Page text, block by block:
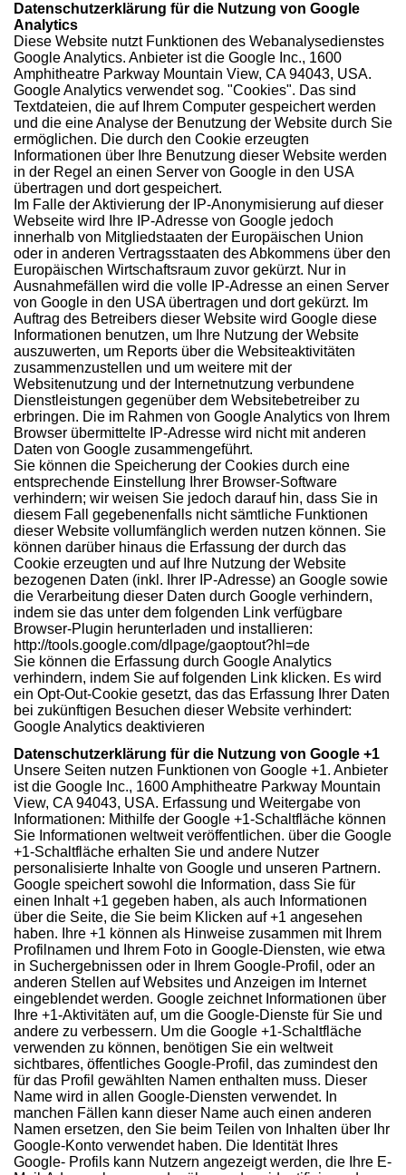
Datenschutzerklärung für die Nutzung von Google
Analytics
Diese Website nutzt Funktionen des Webanalysedienstes
Google Analytics. Anbieter ist die Google Inc., 1600
Amphitheatre Parkway Mountain View, CA 94043, USA.
Google Analytics verwendet sog. "Cookies". Das sind
Textdateien, die auf Ihrem Computer gespeichert werden
und die eine Analyse der Benutzung der Website durch Sie
ermöglichen. Die durch den Cookie erzeugten
Informationen über Ihre Benutzung dieser Website werden
in der Regel an einen Server von Google in den USA
übertragen und dort gespeichert.
Im Falle der Aktivierung der IP-Anonymisierung auf dieser
Webseite wird Ihre IP-Adresse von Google jedoch
innerhalb von Mitgliedstaaten der Europäischen Union
oder in anderen Vertragsstaaten des Abkommens über den
Europäischen Wirtschaftsraum zuvor gekürzt. Nur in
Ausnahmefällen wird die volle IP-Adresse an einen Server
von Google in den USA übertragen und dort gekürzt. Im
Auftrag des Betreibers dieser Website wird Google diese
Informationen benutzen, um Ihre Nutzung der Website
auszuwerten, um Reports über die Websiteaktivitäten
zusammenzustellen und um weitere mit der
Websitenutzung und der Internetnutzung verbundene
Dienstleistungen gegenüber dem Websitebetreiber zu
erbringen. Die im Rahmen von Google Analytics von Ihrem
Browser übermittelte IP-Adresse wird nicht mit anderen
Daten von Google zusammengeführt.
Sie können die Speicherung der Cookies durch eine
entsprechende Einstellung Ihrer Browser-Software
verhindern; wir weisen Sie jedoch darauf hin, dass Sie in
diesem Fall gegebenenfalls nicht sämtliche Funktionen
dieser Website vollumfänglich werden nutzen können. Sie
können darüber hinaus die Erfassung der durch das
Cookie erzeugten und auf Ihre Nutzung der Website
bezogenen Daten (inkl. Ihrer IP-Adresse) an Google sowie
die Verarbeitung dieser Daten durch Google verhindern,
indem sie das unter dem folgenden Link verfügbare
Browser-Plugin herunterladen und installieren:
http://tools.google.com/dlpage/gaoptout?hl=de
Sie können die Erfassung durch Google Analytics
verhindern, indem Sie auf folgenden Link klicken. Es wird
ein Opt-Out-Cookie gesetzt, das das Erfassung Ihrer Daten
bei zukünftigen Besuchen dieser Website verhindert:
Google Analytics deaktivieren
Datenschutzerklärung für die Nutzung von Google +1
Unsere Seiten nutzen Funktionen von Google +1. Anbieter
ist die Google Inc., 1600 Amphitheatre Parkway Mountain
View, CA 94043, USA. Erfassung und Weitergabe von
Informationen: Mithilfe der Google +1-Schaltfläche können
Sie Informationen weltweit veröffentlichen. über die Google
+1-Schaltfläche erhalten Sie und andere Nutzer
personalisierte Inhalte von Google und unseren Partnern.
Google speichert sowohl die Information, dass Sie für
einen Inhalt +1 gegeben haben, als auch Informationen
über die Seite, die Sie beim Klicken auf +1 angesehen
haben. Ihre +1 können als Hinweise zusammen mit Ihrem
Profilnamen und Ihrem Foto in Google-Diensten, wie etwa
in Suchergebnissen oder in Ihrem Google-Profil, oder an
anderen Stellen auf Websites und Anzeigen im Internet
eingeblendet werden. Google zeichnet Informationen über
Ihre +1-Aktivitäten auf, um die Google-Dienste für Sie und
andere zu verbessern. Um die Google +1-Schaltfläche
verwenden zu können, benötigen Sie ein weltweit
sichtbares, öffentliches Google-Profil, das zumindest den
für das Profil gewählten Namen enthalten muss. Dieser
Name wird in allen Google-Diensten verwendet. In
manchen Fällen kann dieser Name auch einen anderen
Namen ersetzen, den Sie beim Teilen von Inhalten über Ihr
Google-Konto verwendet haben. Die Identität Ihres
Google- Profils kann Nutzern angezeigt werden, die Ihre E-